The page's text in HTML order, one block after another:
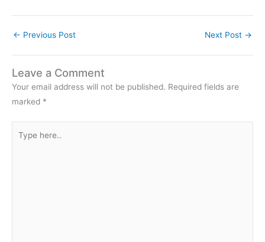
← Previous Post Next Post →
Leave a Comment
Your email address will not be published. Required fields are
marked *
here..